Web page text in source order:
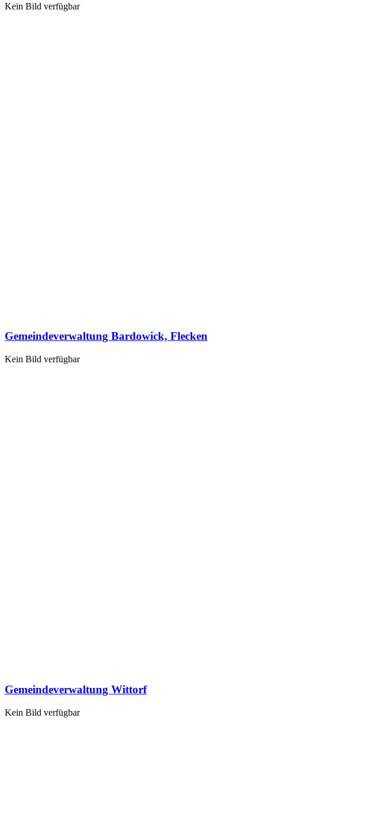
Kein Bild verfügbar
Gemeindeverwaltung Bardowick, Flecken
Kein Bild verfügbar
Gemeindeverwaltung Wittorf
Kein Bild verfügbar